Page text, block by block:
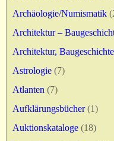
Archäologie/Numismatik
Architektur –
Architektur, Baugeschichte
Astrologie (7)
Atlanten (7)
Aufklärungsbücher (1)
Auktionskataloge (18)